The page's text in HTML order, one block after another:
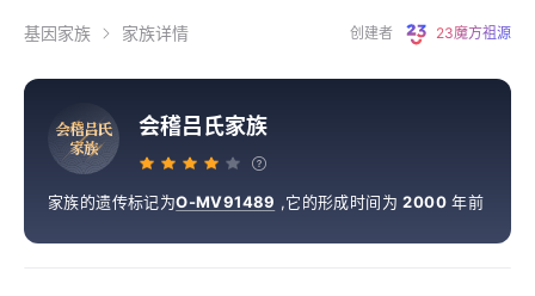
基因家族 家族详情 创建者 23魔方祖源
会稽吕氏
家族
会稽吕氏家族
家族的遗传标记为O-MV91489 ,它的形成时间为2000 年前